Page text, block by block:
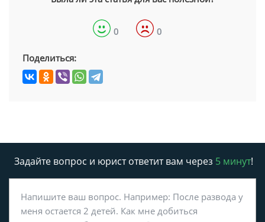
0 0
Поделиться:
Задайте вопрос и юрист ответит вам через 5 минут!